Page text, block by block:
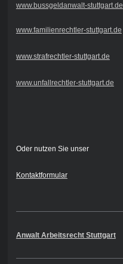
www.bussgeldanwalt-stuttgart.de
www.familienrechtler-stuttgart.de
www.strafrechtler-stuttgart.de
www.unfallrechtler-stuttgart.de
Oder nutzen Sie unser
Kontaktformular
Anwalt Arbeitsrecht Stuttgart